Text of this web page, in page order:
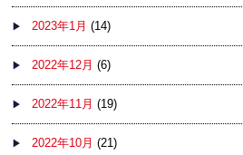
2023年1月 (14)
2022年12月 (6)
2022年11月 (19)
2022年10月 (21)